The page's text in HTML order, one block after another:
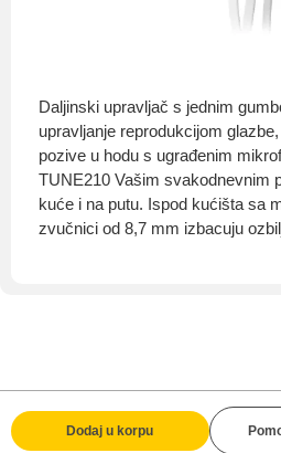
Daljinski upravljač s jednim
upravljanje reprodukcijom
pozive u hodu s ugrađenim
TUNE210 Vašim svakodnevnim
kuće i na putu. Ispod kućišta sa
zvučnici od 8,7 mm izbacuju
Dodaj u korpu